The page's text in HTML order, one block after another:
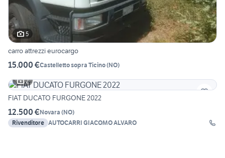
5
carro attrezzi eurocargo
15.000 €Castelletto sopra Ticino(NO)
2
FIAT DUCATO FURGONE 2022
12.500 €Novara (NO)
Rivenditore
AUTOCARRI GIACOMO ALVARO